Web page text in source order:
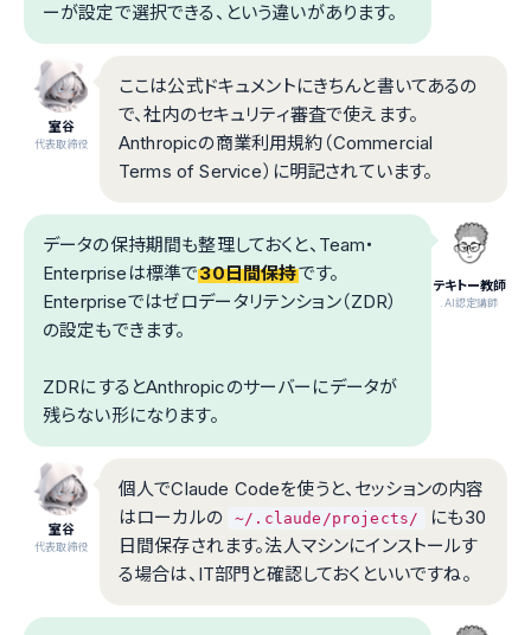
ーが設定で選択できる、という違いがあります。
室谷
代表取締役
ここは公式ドキュメントにきちんと書いてあるの
で、社内のセキュリティ審査で使えます。
Anthropicの商業利用規約（Commercial
Terms of Service）に明記されています。
テキトー教師
.AI認定講師
データの保持期間も整理しておくと、Team・
Enterpriseは標準で30日間保持です。
Enterpriseではゼロデータリテンション（ZDR）
の設定もできます。
ZDRにするとAnthropicのサーバーにデータが
残らない形になります。
室谷
代表取締役
個人でClaude Codeを使うと、セッションの内容
はローカルの
~/.claude/projects/
にも30
日間保存されます。法人マシンにインストールす
る場合は、IT部門と確認しておくといいですね。